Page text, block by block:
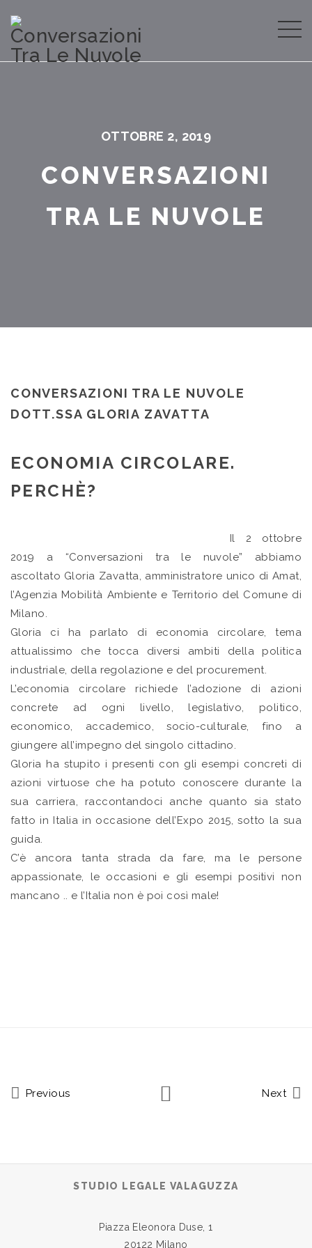
OTTOBRE 2, 2019
CONVERSAZIONI
TRA LE NUVOLE
CONVERSAZIONI TRA LE NUVOLE
DOTT.SSA GLORIA ZAVATTA
ECONOMIA CIRCOLARE.
PERCHÈ?
Il 2 ottobre
2019 a “Conversazioni tra le nuvole” abbiamo
ascoltato Gloria Zavatta, amministratore unico di Amat,
l’Agenzia Mobilità Ambiente e Territorio del Comune di
Milano.
Gloria ci ha parlato di economia circolare, tema
attualissimo che tocca diversi ambiti della politica
industriale, della regolazione e del procurement.
L’economia circolare richiede l’adozione di azioni
concrete ad ogni livello, legislativo, politico,
economico, accademico, socio-culturale, fino a
giungere all’impegno del singolo cittadino.
Gloria ha stupito i presenti con gli esempi concreti di
azioni virtuose che ha potuto conoscere durante la
sua carriera, raccontandoci anche quanto sia stato
fatto in Italia in occasione dell’Expo 2015, sotto la sua
guida.
C’è ancora tanta strada da fare, ma le persone
appassionate, le occasioni e gli esempi positivi non
mancano .. e l’Italia non è poi così male!
Previous Next
STUDIO LEGALE VALAGUZZA
Piazza Eleonora Duse, 1
20122 Milano